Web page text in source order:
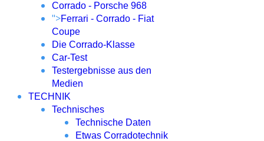
Corrado - Porsche 968
">Ferrari - Corrado - Fiat
Coupe
Die Corrado-Klasse
Car-Test
Testergebnisse aus den
Medien
TECHNIK
Technisches
Technische Daten
Etwas Corradotechnik